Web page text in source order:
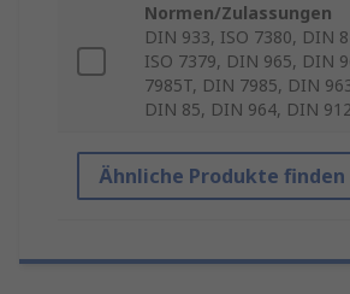
Normen/Zulassungen
DIN 933, ISO 7380, DIN
ISO 7379, DIN 965, DIN
7985T, DIN 7985, DIN
DIN 85, DIN 964, DIN
Ähnliche Produkte finden